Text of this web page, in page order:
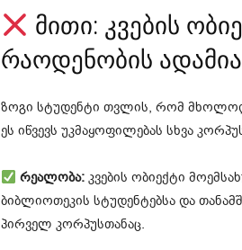
მითი: კვების
რაოდენობის
ზოგი სტუდენტი თვლის, რომ მხოლოდ
ეს იწვევს უკმაყოფილებას სხვა
რეალობა: კვების ობიექტი
ბიბლიოთეკის სტუდენტებსა და
პირველ კორპუსთანაც.